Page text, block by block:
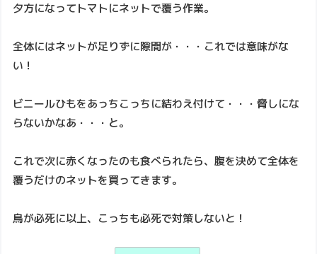
夕方になってトマトにネットで覆う作業。
全体にはネットが足りずに隙間が・・・これでは意味がな
い！
ビニールひもをあっちこっちに結わえ付けて・・・脅しにな
らないかなあ・・・と。
これで次に赤くなったのも食べられたら、腹を決めて全体を
覆うだけのネットを買ってきます。
鳥が必死に以上、こっちも必死で対策しないと！